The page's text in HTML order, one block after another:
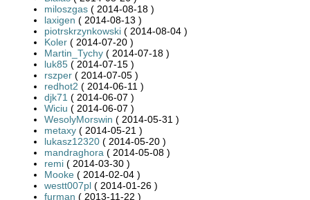
miloszgas ( 2014-08-18 )
laxigen ( 2014-08-13 )
piotrskrzynkowski ( 2014-08-04 )
Koler ( 2014-07-20 )
Martin_Tychy ( 2014-07-18 )
luk85 ( 2014-07-15 )
rszper ( 2014-07-05 )
redhot2 ( 2014-06-11 )
djk71 ( 2014-06-07 )
Wiciu ( 2014-06-07 )
WesolyMorswin ( 2014-05-31 )
metaxy ( 2014-05-21 )
lukasz12320 ( 2014-05-20 )
mandraghora ( 2014-05-08 )
remi ( 2014-03-30 )
Mooke ( 2014-02-04 )
westt007pl ( 2014-01-26 )
furman ( 2013-11-22 )